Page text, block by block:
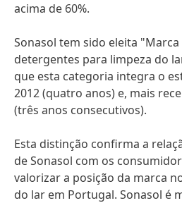
acima de 60%.
Sonasol tem sido eleita
detergentes para limpeza do
que esta categoria integra o
2012 (quatro anos) e, mais
(três anos consecutivos).
Esta distinção confirma a
de Sonasol com os
valorizar a posição da marca
do lar em Portugal. Sonasol é